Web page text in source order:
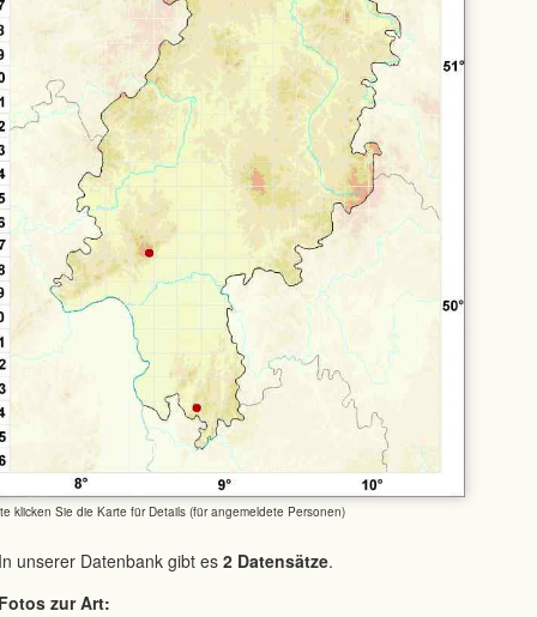
klicken Sie die Karte für Details (für angemeldete Personen)
unserer Datenbank gibt es 2 Datensätze.
zur Art: